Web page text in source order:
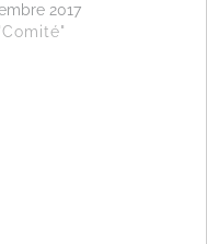
n°21
2017